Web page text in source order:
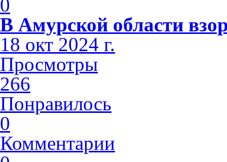
0
В Амурской области
18 окт 2024 г.
Просмотры
266
Понравилось
0
Комментарии